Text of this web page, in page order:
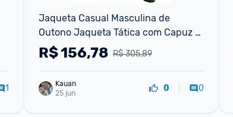
1
Jaqueta Casual Masculina de
Outono Jaqueta Tática com Capuz à
Prova de Vento Jaqueta Multi-Bolsos
Impermeável para
R$ 305,89
R$156,78
Kauan
25 jun
0 0